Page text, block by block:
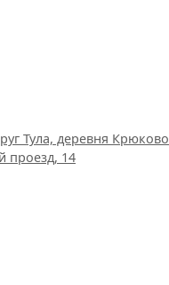
Тула, деревня Крюково
проезд, 14